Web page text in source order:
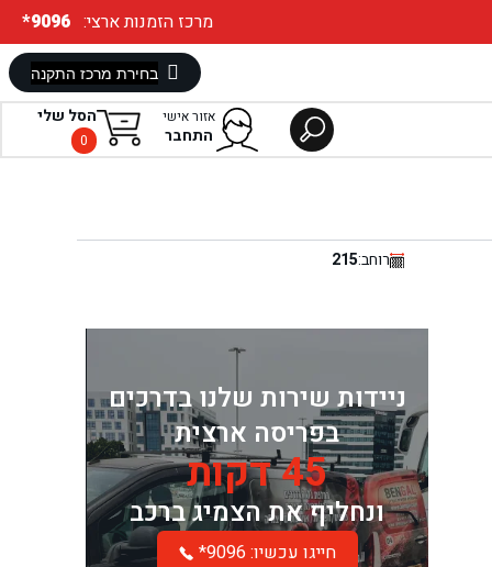
*9096 :מרכז הזמנות ארצי
הסל שלי
0
אזור אישי
התחבר
רוחב:215
ניידות שירות שלנו בדרכים
בפריסה ארצית
45 דקות
ונחליף את הצמיג ברכב
*חייגו עכשיו: 9096